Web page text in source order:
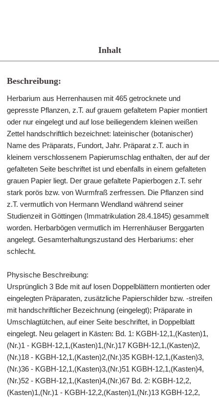
Inhalt
Beschreibung:
Herbarium aus Herrenhausen mit 465 getrocknete und
gepresste Pflanzen, z.T. auf grauem gefaltetem Papier montiert
oder nur eingelegt und auf lose beiliegendem kleinen weißen
Zettel handschriftlich bezeichnet: lateinischer (botanischer)
Name des Präparats, Fundort, Jahr. Präparat z.T. auch in
kleinem verschlossenem Papierumschlag enthalten, der auf der
gefalteten Seite beschriftet ist und ebenfalls in einem gefalteten
grauen Papier liegt. Der graue gefaltete Papierbogen z.T. sehr
stark porös bzw. von Wurmfraß zerfressen. Die Pflanzen sind
z.T. vermutlich von Hermann Wendland während seiner
Studienzeit in Göttingen (Immatrikulation 28.4.1845) gesammelt
worden. Herbarbögen vermutlich im Herrenhäuser Berggarten
angelegt. Gesamterhaltungszustand des Herbariums: eher
schlecht.
Physische Beschreibung:
Ursprünglich 3 Bde mit auf losen Doppelblättern montierten oder
eingelegten Präparaten, zusätzliche Papierschilder bzw. -streifen
mit handschriftlicher Bezeichnung (eingelegt); Präparate in
Umschlagtütchen, auf einer Seite beschriftet, in Doppelblatt
eingelegt. Neu gelagert in Kästen: Bd. 1: KGBH-12,1,(Kasten)1,
(Nr.)1 - KGBH-12,1,(Kasten)1,(Nr.)17 KGBH-12,1,(Kasten)2,
(Nr.)18 - KGBH-12,1,(Kasten)2,(Nr.)35 KGBH-12,1,(Kasten)3,
(Nr.)36 - KGBH-12,1,(Kasten)3,(Nr.)51 KGBH-12,1,(Kasten)4,
(Nr.)52 - KGBH-12,1,(Kasten)4,(Nr.)67 Bd. 2: KGBH-12,2,
(Kasten)1,(Nr.)1 - KGBH-12,2,(Kasten)1,(Nr.)13 KGBH-12,2,